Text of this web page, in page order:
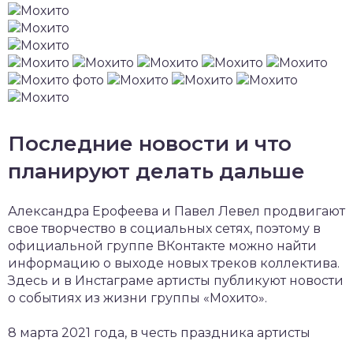
Последние новости и что
планируют делать дальше
Александра Ерофеева и Павел Левел продвигают
свое творчество в социальных сетях, поэтому в
официальной группе ВКонтакте можно найти
информацию о выходе новых треков коллектива.
Здесь и в Инстаграме артисты публикуют новости
о событиях из жизни группы «Мохито».
8 марта 2021 года, в честь праздника артисты